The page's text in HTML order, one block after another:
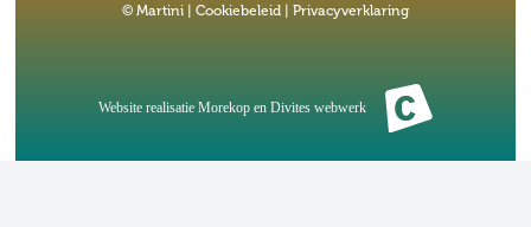
© Martini | Cookiebeleid Privacyverklaring
Website realisatie Morekop en Divites webwerk